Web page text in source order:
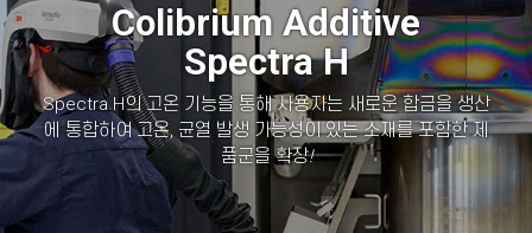
ColibriumAdditive
Spectra H
Spectra H의 고온 기능을 통해 사용자는 새로운 합금을 생산
에 통합하여 고온, 균열 발생 가능성이 있는 소재를 포함한 제
품군을 확장!